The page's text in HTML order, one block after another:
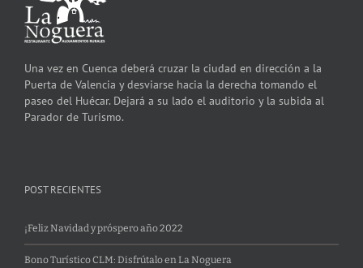
Una vez en Cuenca deberá cruzar la ciudad en dirección a la
Puerta de Valencia y desviarse hacia la derecha tomando el
paseo del Huécar. Dejará a su lado el auditorio y la subida al
Parador de Turismo.
POST RECIENTES
¡Feliz Navidad y próspero año 2022
Bono Turístico CLM: Disfrútalo en La Noguera